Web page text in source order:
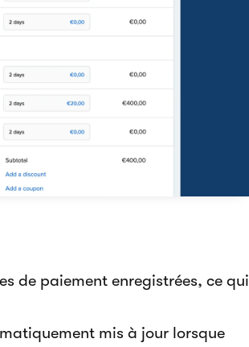
de paiement enregistrées, ce qui
mis à jour lorsque